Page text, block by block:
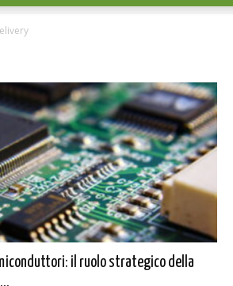
il ruolo strategico della